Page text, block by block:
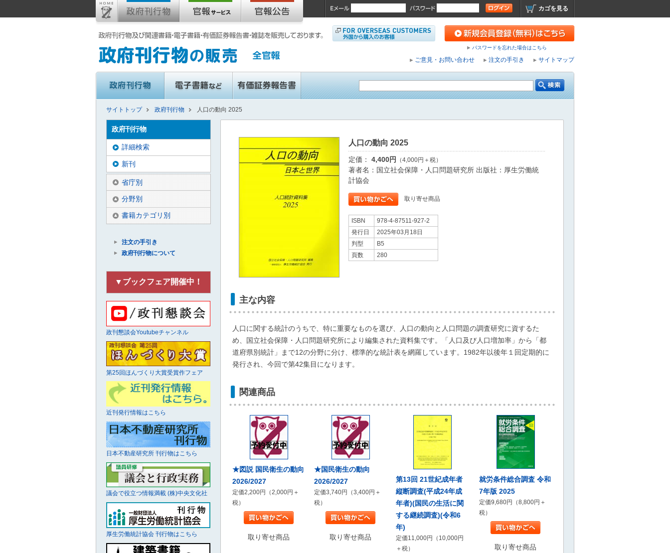
カゴを見る
パスワードを忘れた場合はこちら
ご意見・お問い合わせ 注文の手引き サイトマップ
サイトトップ 政府刊行物 人口の動向 2025
人口の動向 2025
定価： 4,400円 （4,000円＋税）
著者名：国立社会保障・人口問題研究所 出版社：厚生労働統
計協会
取り寄せ商品
ISBN
978-4-87511-927-2
発行日
2025年03月18日
判型
B5
頁数
280
主な内容
人口に関する統計のうちで、特に重要なものを選び、人口の動向と人口問題の調査研究に資するた
め、国立社会保障・人口問題研究所により編集された資料集です。「人口及び人口増加率」から「都
道府県別統計」まで12の分野に分け、標準的な統計表を網羅しています。1982年以後年１回定期的に
発行され、今回で第42集目になります。
関連商品
★図説 国民衛生の動向
2026/2027
定価2,200円（2,000円＋
税）
取り寄せ商品
★国民衛生の動向
2026/2027
定価3,740円（3,400円＋
税）
取り寄せ商品
第13回 21世紀成年者
縦断調査(平成24年成
年者)(国民の生活に関
する継続調査)(令和6
年)
定価11,000円（10,000円
＋税）
就労条件総合調査 令和
7年版 2025
定価9,680円（8,800円＋
税）
取り寄せ商品
政府刊行物
詳細検索
新刊
省庁別
分野別
書籍カテゴリ別
注文の手引き
政府刊行物について
▼ブックフェア開催中！
政刊懇談会Youtubeチャンネル
第25回ほんづくり大賞受賞作フェア
近刊発行情報はこちら
日本不動産研究所 刊行物はこちら
議会で役立つ情報満載 (株)中央文化社
厚生労働統計協会 刊行物はこちら